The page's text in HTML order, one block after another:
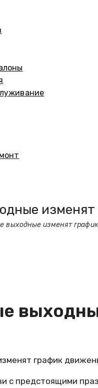
выходные изменят
график
с предстоящими